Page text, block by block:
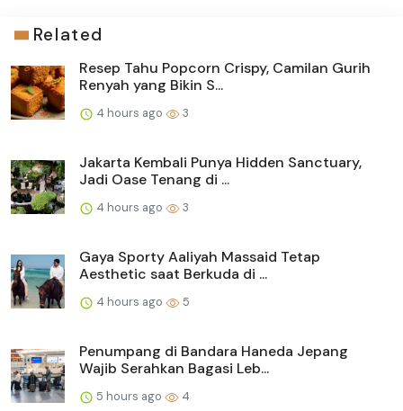
Related
Resep Tahu Popcorn Crispy, Camilan Gurih
Renyah yang Bikin S...
4 hours ago 3
Jakarta Kembali Punya Hidden Sanctuary,
Jadi Oase Tenang di ...
4 hours ago 3
Gaya Sporty Aaliyah Massaid Tetap
Aesthetic saat Berkuda di ...
4 hours ago 5
Penumpang di Bandara Haneda Jepang
Wajib Serahkan Bagasi Leb...
5 hours ago 4